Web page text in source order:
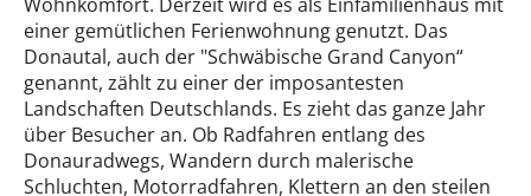
einer gemütlichen Ferienwohnung genutzt. Das
Donautal, auch der "Schwäbische Grand Canyon“
genannt, zählt zu einer der imposantesten
Landschaften Deutschlands. Es zieht das ganze Jahr
über Besucher an. Ob Radfahren entlang des
Donauradwegs, Wandern durch malerische
Schluchten, Motorradfahren, Klettern an den steilen